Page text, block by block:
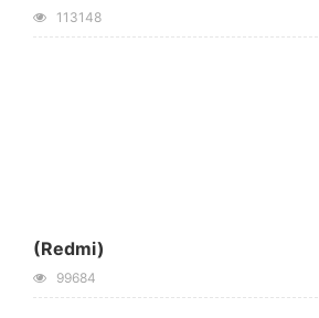
113148
(Redmi)
99684